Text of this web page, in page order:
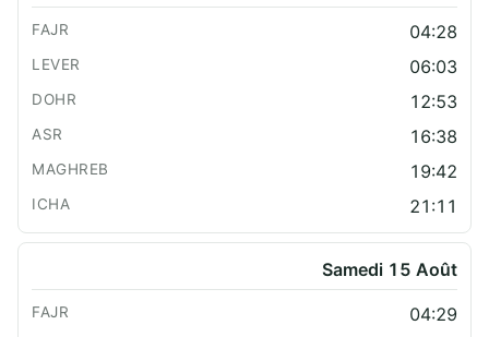
04:28
06:03
12:53
16:38
19:42
21:11
Samedi 15 Août
04:29